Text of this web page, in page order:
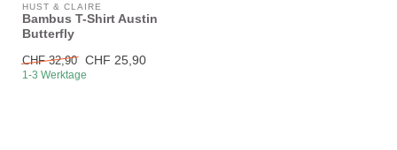
HUST & CLAIRE
Bambus T-Shirt Austin
Butterfly
CHF 32,90 CHF 25,90
1-3 Werktage